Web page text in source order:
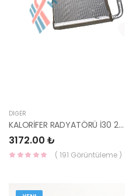
DIĞER
KALORİFER RADYATÖRÜ İ30 2012=> 97138-A5000-YS
3172.00 ₺
( 191 Görüntüleme )